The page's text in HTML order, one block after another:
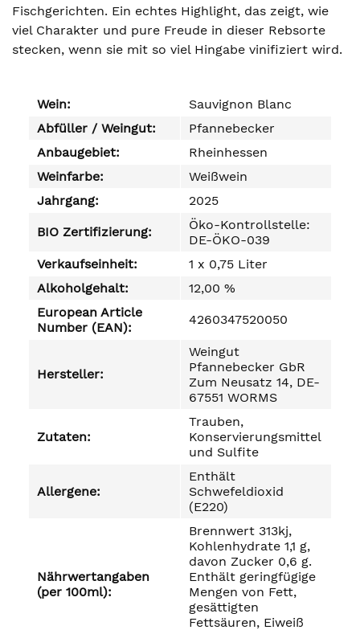
Fischgerichten. Ein echtes Highlight, das zeigt, wie
viel Charakter und pure Freude in dieser Rebsorte
stecken, wenn sie mit so viel Hingabe vinifiziert wird.
Wein:
Sauvignon Blanc
Abfüller / Weingut:
Pfannebecker
Anbaugebiet:
Rheinhessen
Weinfarbe:
Weißwein
Jahrgang:
2025
BIO Zertifizierung:
Öko-Kontrollstelle:
DE-ÖKO-039
Verkaufseinheit:
1 x 0,75 Liter
Alkoholgehalt:
12,00 %
European Article
Number (EAN):
4260347520050
Hersteller:
Weingut
Pfannebecker GbR
Zum Neusatz 14, DE-
67551 WORMS
Zutaten:
Trauben,
Konservierungsmittel
und Sulfite
Allergene:
Enthält
Schwefeldioxid
(E220)
Nährwertangaben
(per 100ml):
Brennwert 313kj,
Kohlenhydrate 1,1 g,
davon Zucker 0,6 g.
Enthält geringfügige
Mengen von Fett,
gesättigten
Fettsäuren, Eiweiß